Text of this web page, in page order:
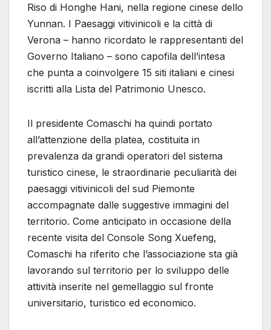
Riso di Honghe Hani, nella regione cinese dello
Yunnan. I Paesaggi vitivinicoli e la città di
Verona – hanno ricordato le rappresentanti del
Governo Italiano – sono capofila dell’intesa
che punta a coinvolgere 15 siti italiani e cinesi
iscritti alla Lista del Patrimonio Unesco.
Il presidente Comaschi ha quindi portato
all’attenzione della platea, costituita in
prevalenza da grandi operatori del sistema
turistico cinese, le straordinarie peculiarità dei
paesaggi vitivinicoli del sud Piemonte
accompagnate dalle suggestive immagini del
territorio. Come anticipato in occasione della
recente visita del Console Song Xuefeng,
Comaschi ha riferito che l’associazione sta già
lavorando sul territorio per lo sviluppo delle
attività inserite nel gemellaggio sul fronte
universitario, turistico ed economico.